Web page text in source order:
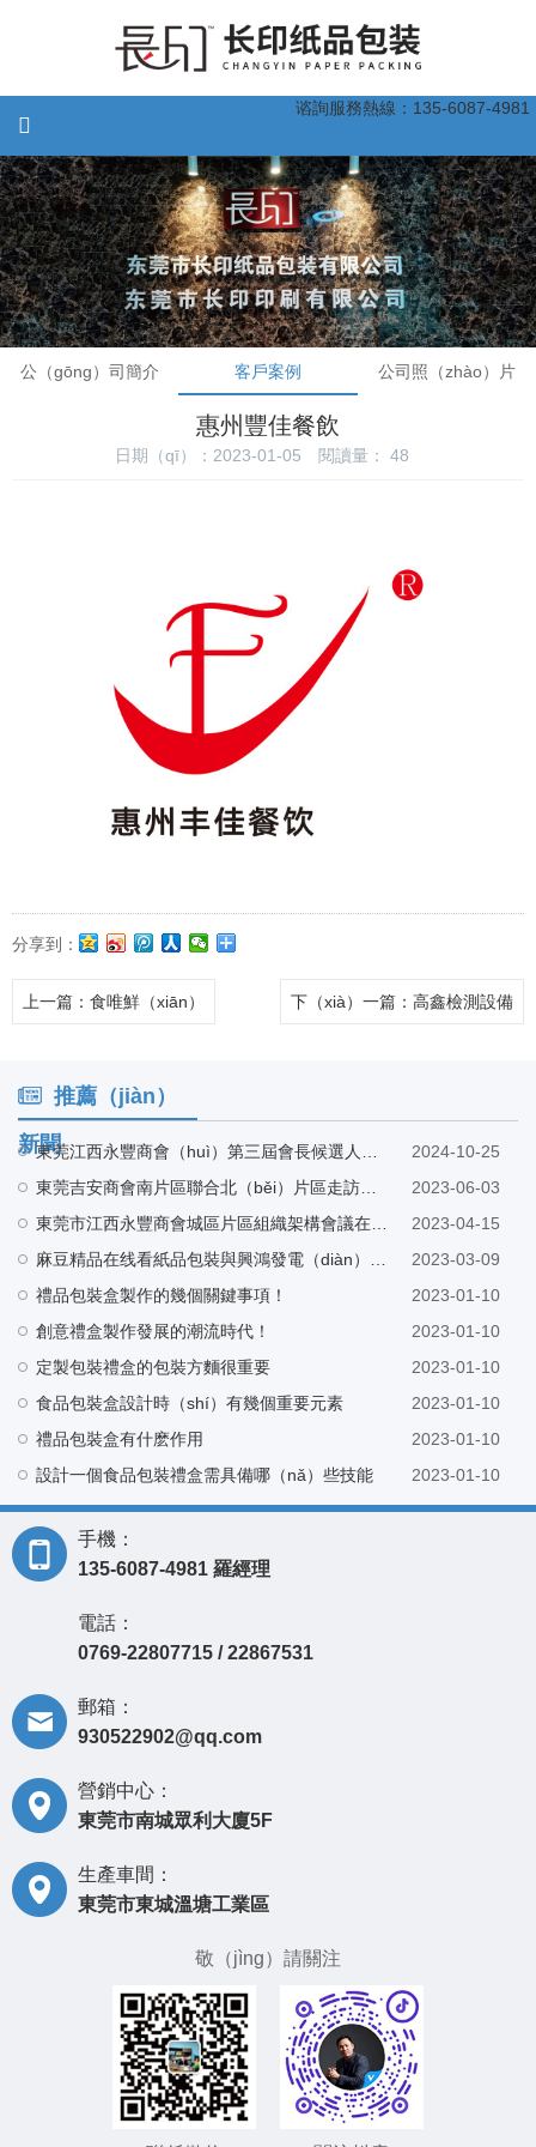
谘詢服務熱線：135-6087-4981
公（gōng）司簡介 客戶案例 公司照（zhào）片
惠州豐佳餐飲
日期（qī）：2023-01-05 閱讀量： 48
分享到：
上一篇 ：食唯鮮（xiān） 下（xià）一篇 ：高鑫檢測設備
推薦（jiàn）
新聞
2024-10-25
2023-06-03
2023-04-15
2023-03-09
禮品包裝盒製作的幾個關鍵事項！
2023-01-10
創意禮盒製作發展的潮流時代！
2023-01-10
定製包裝禮盒的包裝方麵很重要
2023-01-10
食品包裝盒設計時（shí）有幾個重要元素
2023-01-10
禮品包裝盒有什麽作用
2023-01-10
設計一個食品包裝禮盒需具備哪（nǎ）些技能
2023-01-10
手機：
135-6087-4981 羅經理
電話：
0769-22807715 / 22867531
郵箱：
930522902@qq.com
營銷中心：
東莞市南城眾利大廈5F
生產車間：
東莞市東城溫塘工業區
敬（jìng）請關注